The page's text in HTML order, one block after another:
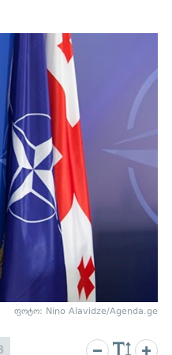
ფოტო: Nino Alavidze/Agenda.ge